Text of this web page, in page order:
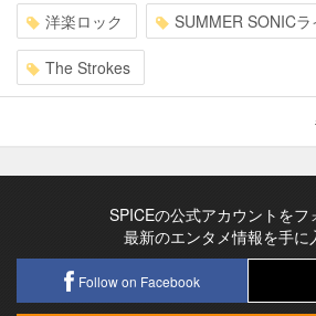
洋楽ロック SUMMER SONICラ
The Strokes
SPICEの公式アカウントをフ
最新のエンタメ情報を手に
Follow on Facebook